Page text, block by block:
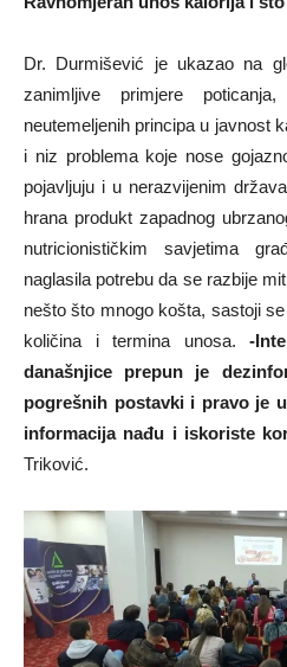
Dr. Durmišević je ukazao na
zanimljive primjere
neutemeljenih principa u javnost
i niz problema koje nose
pojavljuju i u nerazvijenim
hrana produkt zapadnog
nutricionističkim savjetima
naglasila potrebu da se razbije
nešto što mnogo košta, sastoji
količina i termina unosa.-
današnjice prepun je
pogrešnih postavki i pravo je
informacija nađu i iskoriste
Triković.